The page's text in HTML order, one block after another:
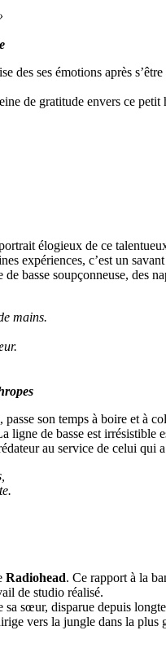
des ses émotions après
de gratitude envers ce
élogieux de ce
expériences, c’est un
basse soupçonneuse, des
mains.
son temps à boire et à
de basse est
au service de celui qui
Radiohead. Ce rapport à la
de studio réalisé.
sœur, disparue depuis
vers la jungle dans la plus